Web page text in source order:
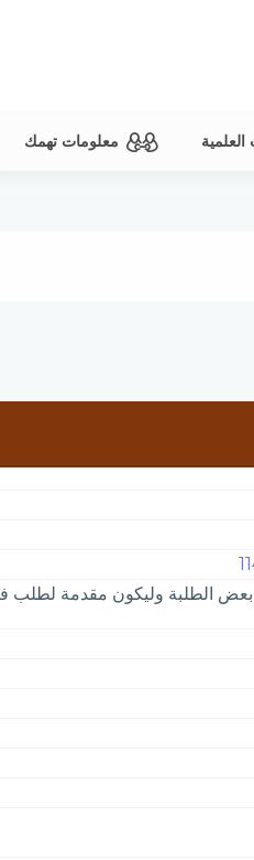
معلومات تهمك
بعض الطلبة وليكون مقدمة لطلب